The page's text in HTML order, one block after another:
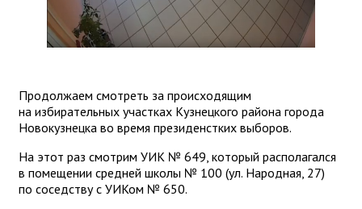
Продолжаем смотреть за происходящим
на избирательных участках Кузнецкого района города
Новокузнецка во время президенстких выборов.
На этот раз смотрим УИК № 649, который располагался
в помещении средней школы № 100 (ул. Народная, 27)
по соседству с УИКом № 650.